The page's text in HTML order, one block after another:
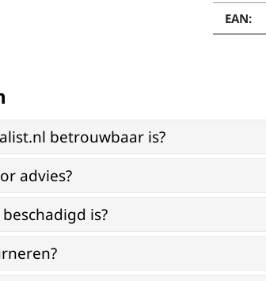
EAN:
betrouwbaar is?
advies?
is?